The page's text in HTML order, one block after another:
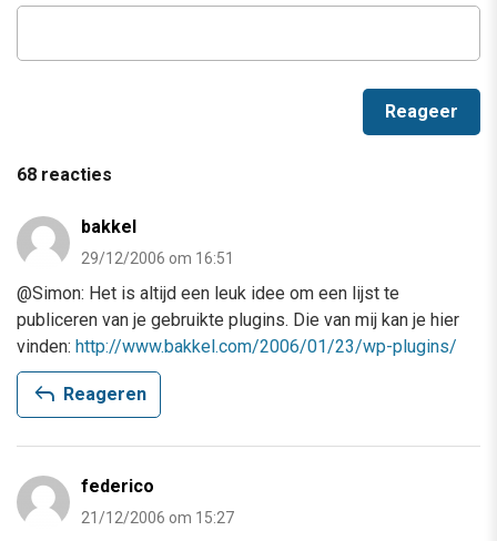
68 reacties
bakkel
29/12/2006 om 16:51
@Simon: Het is altijd een leuk idee om een lijst te
publiceren van je gebruikte plugins. Die van mij kan je hier
vinden: http://www.bakkel.com/2006/01/23/wp-plugins/
reply Reageren
federico
21/12/2006 om 15:27